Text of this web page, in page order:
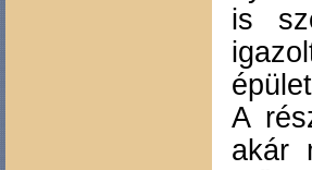
is
A
akár